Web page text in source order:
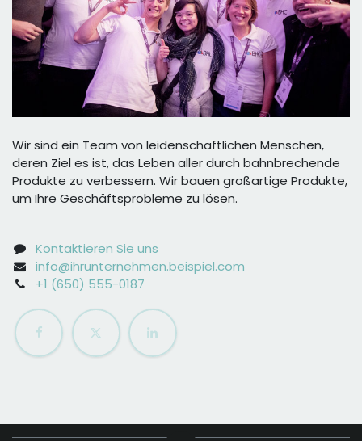
Wir sind ein Team von leidenschaftlichen Menschen,
deren Ziel es ist, das Leben aller durch bahnbrechende
Produkte zu verbessern. Wir bauen großartige Produkte,
um Ihre Geschäftsprobleme zu lösen.
Kontaktieren Sie uns
info@ihrunternehmen.beispiel.com
+1 (650) 555-0187